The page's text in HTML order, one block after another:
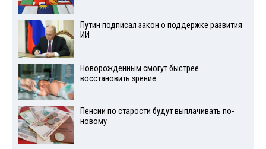
Путин подписал закон о поддержке развития
ИИ
Новорожденным смогут быстрее
восстановить зрение
Пенсии по старости будут выплачивать по-
новому